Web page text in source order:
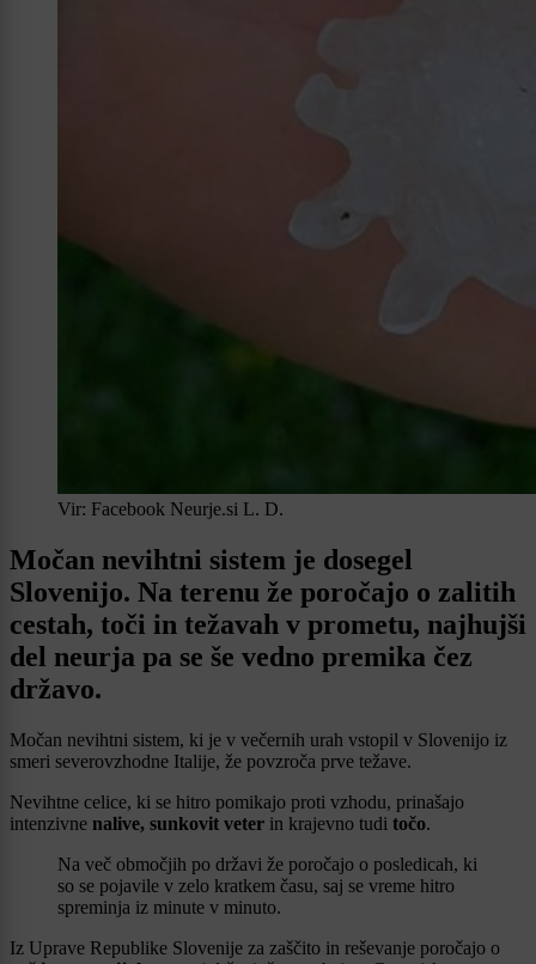
Vir: Facebook Neurje.si L. D.
Močan nevihtni sistem je dosegel
Slovenijo. Na terenu že poročajo o zalitih
cestah, toči in težavah v prometu, najhujši
del neurja pa se še vedno premika čez
državo.
Močan nevihtni sistem, ki je v večernih urah vstopil v Slovenijo iz
smeri severovzhodne Italije, že povzroča prve težave.
Nevihtne celice, ki se hitro pomikajo proti vzhodu, prinašajo
intenzivne nalive, sunkovit veter in krajevno tudi točo.
Na več območjih po državi že poročajo o posledicah, ki
so se pojavile v zelo kratkem času, saj se vreme hitro
spreminja iz minute v minuto.
Iz Uprave Republike Slovenije za zaščito in reševanje poročajo o